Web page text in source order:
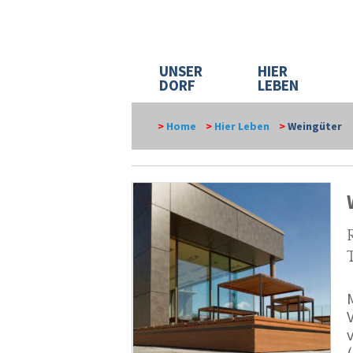
UNSER
DORF
HIER
LEBEN
> Home > Hier Leben >Weingüter